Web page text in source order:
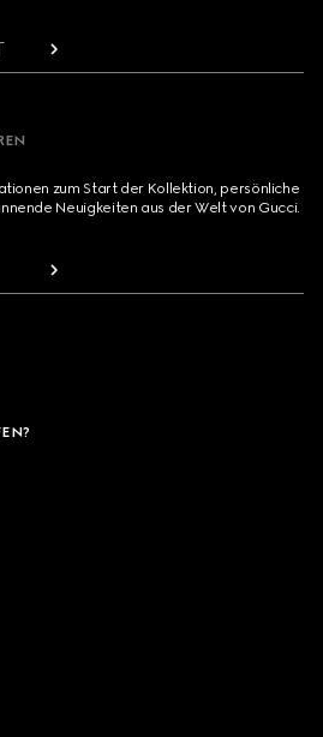
zum Start der Kollektion, persönliche
Neuigkeiten aus der Welt von Gucci.